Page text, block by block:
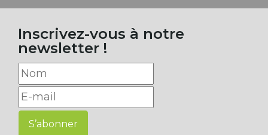
Inscrivez-vous à notre
newsletter !
S’abonner